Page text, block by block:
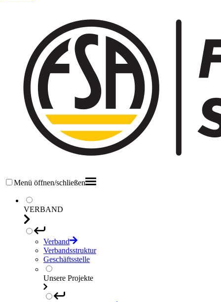
Menü öffnen/schließen
VERBAND
Verband
Verbandsstruktur
Geschäftsstelle
Unsere Projekte